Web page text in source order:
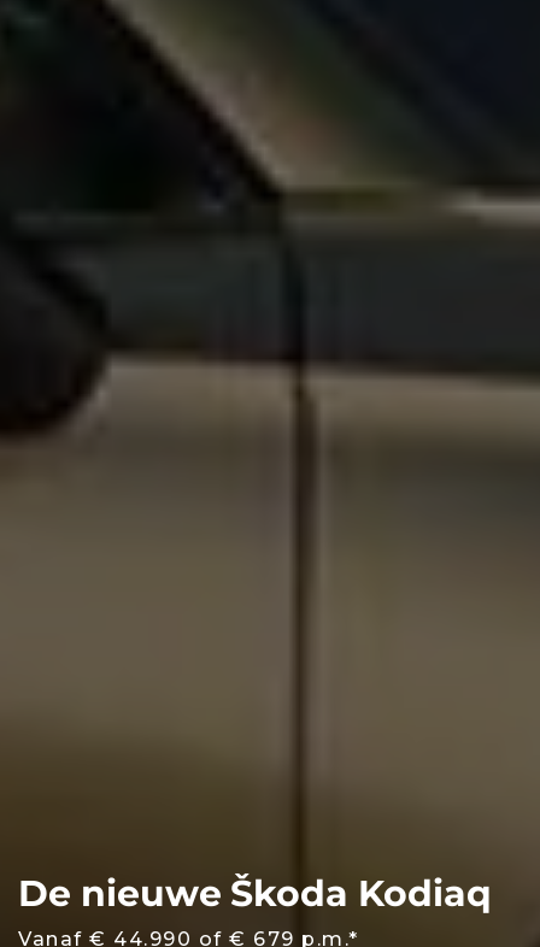
De nieuwe Škoda Kodiaq
Vanaf € 44.990 of € 679 p.m.*